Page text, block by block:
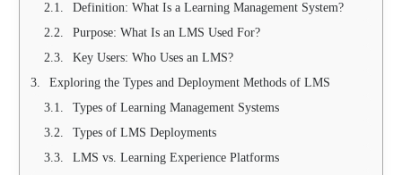
Definition: What Is a Learning Management System?
Purpose: What Is an LMS Used For?
Key Users: Who Uses an LMS?
Exploring the Types and Deployment Methods of LMS
Types of Learning Management Systems
Types of LMS Deployments
LMS vs. Learning Experience Platforms